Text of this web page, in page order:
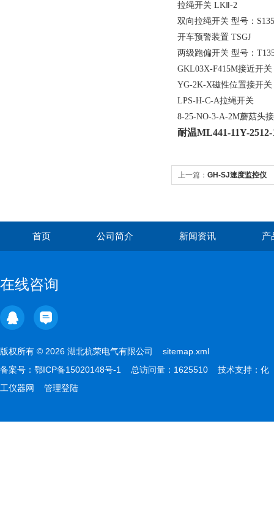
拉绳开关 LKⅡ-2
双向拉绳开关 型号：
开车预警装置 TSGJ
两级跑偏开关 型号：
GKL03X-F415M接近开关
YG-2K-X磁性位置接开关
LPS-H-C-A拉绳开关
8-25-NO-3-A-2M蘑菇头
耐温ML441-11Y-
上一篇： GH-SJ速度监控仪
首页 公司简介 新闻资讯 产
在线咨询
版权所有 © 2026 湖北杭荣电气有限公司 sitemap.xml
备案号： 鄂ICP备15020148号-1 总访问量：1625510 技术支持： 化
工仪器网
管理登陆